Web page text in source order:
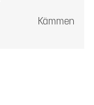
Kämmen